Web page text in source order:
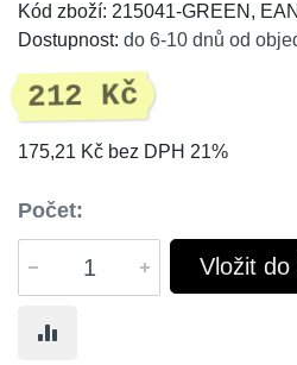
Kód zboží: 215041-GREEN,
Dostupnost: do 6-10 dnů od
212 Kč
175,21 Kč bez DPH 21%
Počet:
Vložit do